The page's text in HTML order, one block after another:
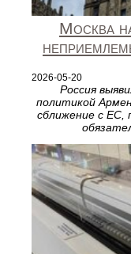
Москва
2026-05-20
Россия
политикой
сближение с ЕС,